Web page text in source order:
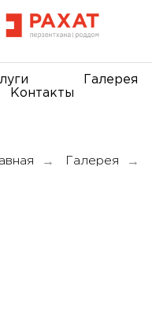
Галерея
Контакты
→ Галерея →